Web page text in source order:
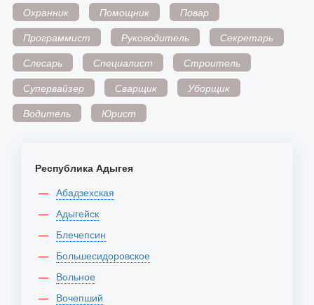
Охранник
Помощник
Повар
Программист
Руководитель
Секретарь
Слесарь
Специалист
Строитель
Супервайзер
Сварщик
Уборщик
Водитель
Юрист
Республика Адыгея
Абадзехская
Адыгейск
Блечепсин
Большесидоровское
Вольное
Вочепший